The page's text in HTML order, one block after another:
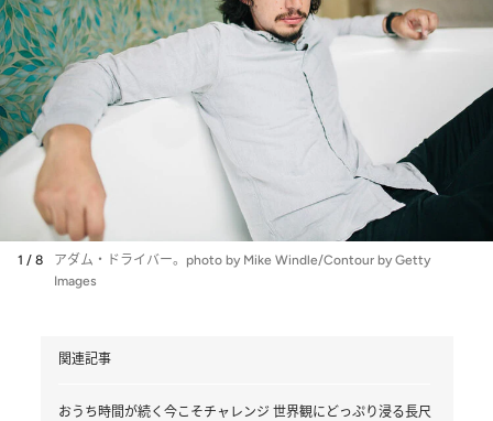
1 / 8
アダム・ドライバー。photo by Mike Windle/Contour by Getty
Images
関連記事
おうち時間が続く今こそチャレンジ 世界観にどっぷり浸る長尺